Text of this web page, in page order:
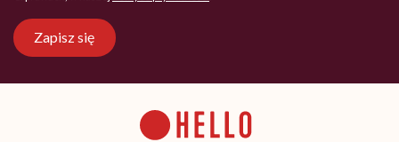
Zapisz się